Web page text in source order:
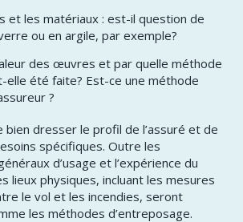
et les matériaux : est-il question de
ou en argile, par exemple?
des œuvres et par quelle méthode
elle été faite? Est-ce une méthode
?
dresser le profil de l’assuré et de
spécifiques. Outre les
d’usage et l’expérience du
lieux physiques, incluant les mesures
le vol et les incendies, seront
les méthodes d’entreposage.